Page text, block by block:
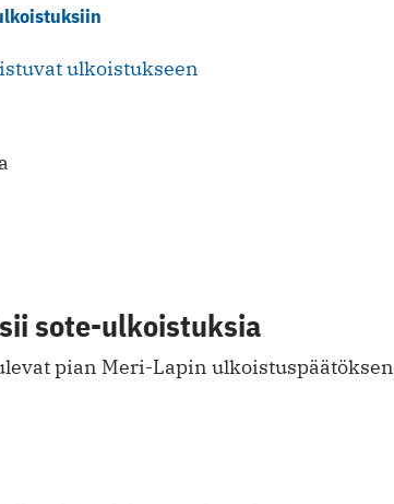
ulkoistukseen
sote-ulkoistuksia
pian Meri-Lapin ulkoistuspäätöksen